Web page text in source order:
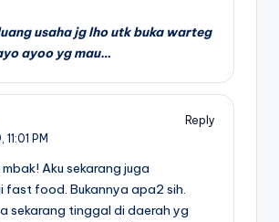
usaha jg lho utk buka warteg
ayoo yg mau…
Reply
11:01 PM
Aku sekarang juga
fast food. Bukannya apa2 sih.
sekarang tinggal di daerah yg